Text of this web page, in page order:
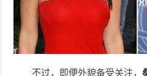
不过，即便外貌备受关注，